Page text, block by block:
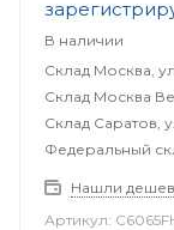
В наличии
Склад Москва,
Склад Москва
Склад Саратов,
Федеральный
Нашли
Артикул: